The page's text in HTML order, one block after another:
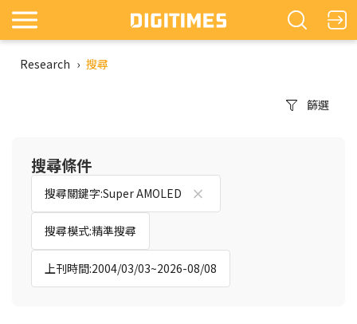
Research › 搜尋
篩選
搜尋條件
搜尋關鍵字:Super AMOLED
搜尋模式:精準搜尋
上刊時間:2004/03/03~2026-08/08